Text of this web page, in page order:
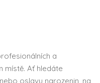
a
Ať hledáte
oslavu narozenin, na